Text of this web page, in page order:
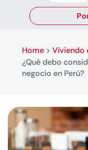
Home> Viviendo
¿Qué debo
negocio en Perú?